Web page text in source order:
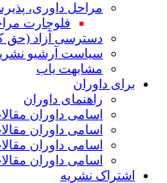
مراحل داوری، پذیرش
فلوچارت
دسترسی آزاد (حق
سیاست آرشیو نشریه
مشابهت یاب
برای داوران
راهنمای داوران
اسامی داوران مقالات
اسامی داوران مقالات
اسامی داوران مقالات
اسامی داوران مقالات
اشتراک نشریه